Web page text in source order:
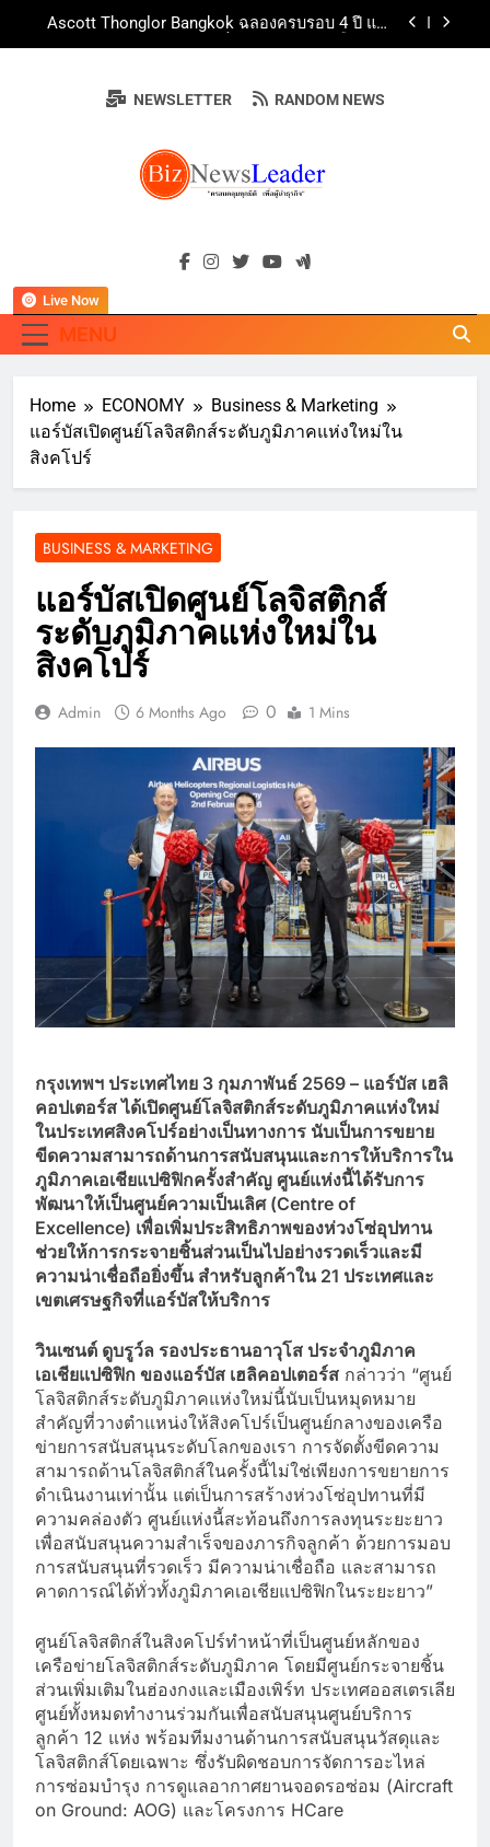
SWC ผนึกกำลัง เซ็นทรัล ฟู้ด รีเทล เปิดตัว ‘The
ซาเล้งปลอดเหล้าเข้าพรรษา 2569” ชูพลังชุมชน
สืบสานพุทธศาสนา สร้างสังคมปลอดเหล้า ภายใต้
Ascott Thonglor Bangkok ฉลองครบรอบ 4 ปี แห่ง
การส่งมอบประสบการณ์ การพักอาศัยเหนือระดับ
พร้อมรุกตลาด Premium Pet Food & Pet Grooming
บ้านหนองสองห้องจัดใหญ่ “แห่เทียนพรรษา – ผ้าป่า
สืบสานพุทธศาสนา สร้างสังคมปลอดเหล้า ภายใต้
แนวคิด “90 วัน เก็บแต้มสุขภาพดี สิ่งดีๆ จะเกิดขึ้น”
BIZNEWSLEADER
"ครอบคลุมทุกมิติ เพื่อ…ผู้นำธุรกิจ"
NEWSLETTER RANDOM NEWS
MENU
Live Now
Home ECONOMY
Business & Marketing
แอร์บัสเปิดศูนย์โลจิสติกส์ระดับภูมิภาคแห่งใหม่ใน
สิงคโปร์
BUSINESS & MARKETING
แอร์บัสเปิดศูนย์โลจิสติกส์
ระดับภูมิภาคแห่งใหม่ใน
สิงคโปร์
Admin 6 Months Ago 0 1 Mins
กรุงเทพฯ ประเทศไทย 3 กุมภาพันธ์ 2569 – แอร์บัส เฮลิ
คอปเตอร์ส ได้เปิดศูนย์โลจิสติกส์ระดับภูมิภาคแห่งใหม่
ในประเทศสิงคโปร์อย่างเป็นทางการ นับเป็นการขยาย
ขีดความสามารถด้านการสนับสนุนและการให้บริการใน
ภูมิภาคเอเชียแปซิฟิกครั้งสำคัญ ศูนย์แห่งนี้ได้รับการ
พัฒนาให้เป็นศูนย์ความเป็นเลิศ (Centre of
Excellence) เพื่อเพิ่มประสิทธิภาพของห่วงโซ่อุปทาน
ช่วยให้การกระจายชิ้นส่วนเป็นไปอย่างรวดเร็วและมี
ความน่าเชื่อถือยิ่งขึ้น สำหรับลูกค้าใน 21 ประเทศและ
เขตเศรษฐกิจที่แอร์บัสให้บริการ
วินเซนต์ ดูบรูว์ล รองประธานอาวุโส ประจำภูมิภาค
เอเชียแปซิฟิก ของแอร์บัส เฮลิคอปเตอร์ส กล่าวว่า “ศูนย์
โลจิสติกส์ระดับภูมิภาคแห่งใหม่นี้นับเป็นหมุดหมาย
สำคัญที่วางตำแหน่งให้สิงคโปร์เป็นศูนย์กลางของเครือ
ข่ายการสนับสนุนระดับโลกของเรา การจัดตั้งขีดความ
สามารถด้านโลจิสติกส์ในครั้งนี้ไม่ใช่เพียงการขยายการ
ดำเนินงานเท่านั้น แต่เป็นการสร้างห่วงโซ่อุปทานที่มี
ความคล่องตัว ศูนย์แห่งนี้สะท้อนถึงการลงทุนระยะยาว
เพื่อสนับสนุนความสำเร็จของภารกิจลูกค้า ด้วยการมอบ
การสนับสนุนที่รวดเร็ว มีความน่าเชื่อถือ และสามารถ
คาดการณ์ได้ทั่วทั้งภูมิภาคเอเชียแปซิฟิกในระยะยาว”
ศูนย์โลจิสติกส์ในสิงคโปร์ทำหน้าที่เป็นศูนย์หลักของ
เครือข่ายโลจิสติกส์ระดับภูมิภาค โดยมีศูนย์กระจายชิ้น
ส่วนเพิ่มเติมในฮ่องกงและเมืองเพิร์ท ประเทศออสเตรเลีย
ศูนย์ทั้งหมดทำงานร่วมกันเพื่อสนับสนุนศูนย์บริการ
ลูกค้า 12 แห่ง พร้อมทีมงานด้านการสนับสนุนวัสดุและ
โลจิสติกส์โดยเฉพาะ ซึ่งรับผิดชอบการจัดการอะไหล่
การซ่อมบำรุง การดูแลอากาศยานจอดรอซ่อม (Aircraft
on Ground: AOG) และโครงการ HCare